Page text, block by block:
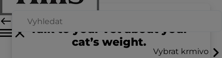
Vybrat krmivo
Talk to your vet about your
cat’s weight.